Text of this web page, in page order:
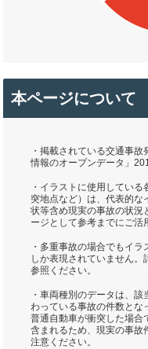
本ページについて
・掲載されている交通事
情報のオープンデータ」
・イラストに使用してい
突地点など）は、代表的な
状等含め現実の事故の状況
ージとして参考までにご活
・多重事故の場合でもイ
しか表現されていません
参照ください。
・車両種別のデータは、
わっている事故の件数とな
普通自動車が衝突した場合
含まれるため、現実の事故
注意ください。